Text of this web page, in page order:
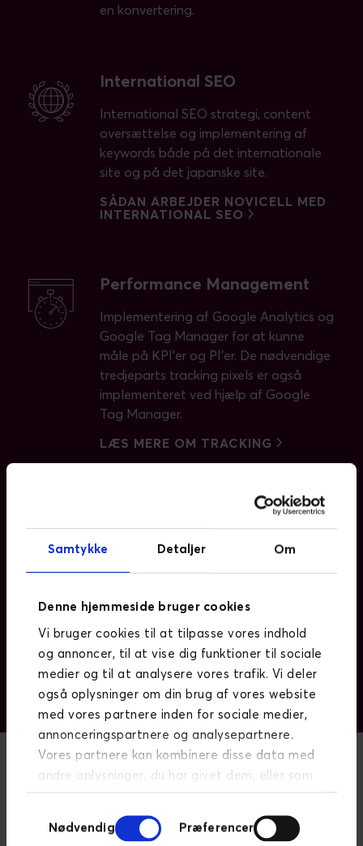
Samtykke Detaljer Om
Denne hjemmeside bruger cookies
Vi bruger cookies til at tilpasse vores indhold
og annoncer, til at vise dig funktioner til sociale
medier og til at analysere vores trafik. Vi deler
også oplysninger om din brug af vores website
med vores partnere inden for sociale medier,
annonceringspartnere og analysepartnere.
Vores partnere kan kombinere disse data med
andre oplysninger, du har givet dem, eller som
Læs mere om persondatapolitik
Nødvendig
Præferencer
en konvertering.
International SEO
International SEO strategi, content
oversættelse og implementering af
keywords både på det internationale
site og på det japanske site.
SÅDAN ARBEJDER NOVICELL MED
INTERNATIONAL SEO
Performance Management
Implementering af Google Analytics og
Google Tag Manager for at kunne
måle på KPI'er og PI'er. De nødvendige
tredjeparts tracking pixels er også
implementeret ved hjælp af Google
Tag Manager.
LÆS MERE OM TRACKING
En robust Drupal Platform
Novicell har skabt et digitalt design ud
Drupal er et licensfrit, opensource CMS,
performer godt i et globalt setup med
sprogversioneringer.
LÆS MERE OM DRUPAL
I oktober, knap fire måneder forud for launch af